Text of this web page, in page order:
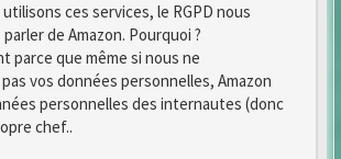
ces services, le RGPD nous
de Amazon. Pourquoi ?
parce que même si nous ne
vos données personnelles, Amazon
personnelles des internautes (donc
chef..